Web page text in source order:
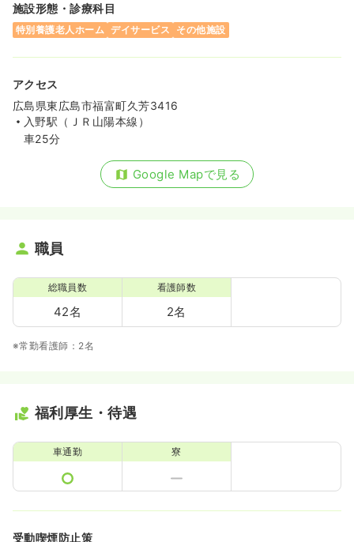
日勤のみ（パート） 一時募集休止
給与 お問い合わせください
時間 8:30～17:30
気になる
施設形態・診療科目
特別養護老人ホーム デイサービス その他施設
アクセス
広島県東広島市福富町久芳3416
入野駅（ＪＲ山陽本線）
車25分
Google Mapで見る
職員
総職員数
42名
看護師数
2名
※常勤看護師：2名
福利厚生・待遇
車通勤 寮
受動喫煙防止策